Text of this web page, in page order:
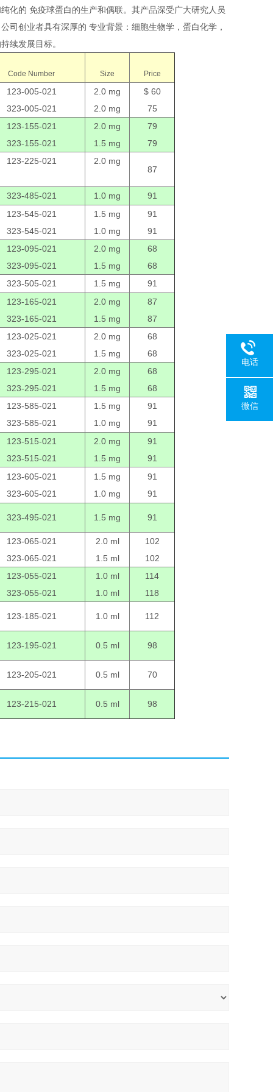
化的 免疫球蛋白的生产和偶联。其产品深受广大研究人员
司创业者具有深厚的 专业背景：细胞生物学，蛋白化学，
续发展目标。
Code Number Size Price
123-005-021
323-005-021
2.0 mg
2.0 mg
$ 60
75
123-155-021
323-155-021
2.0 mg
1.5 mg
79
79
123-225-021
2.0 mg
87
323-485-021 1.0 mg
91
123-545-021
323-545-021
1.5 mg
1.0 mg
91
91
123-095-021
323-095-021
2.0 mg
1.5 mg
68
68
323-505-021
1.5 mg
91
123-165-021
323-165-021
2.0 mg
1.5 mg
87
87
123-025-021
323-025-021
2.0 mg
1.5 mg
68
68
123-295-021
323-295-021
2.0 mg
1.5 mg
68
68
123-585-021
323-585-021
1.5 mg
1.0 mg
91
91
123-515-021
323-515-021
2.0 mg
1.5 mg
91
91
123-605-021
323-605-021
1.5 mg
1.0 mg
91
91
323-495-021 1.5 mg 91
123-065-021
323-065-021
2.0 ml
1.5 ml
102
102
123-055-021
323-055-021
1.0 ml
1.0 ml
114
118
123-185-021 1.0 ml 112
123-195-021 0.5 ml 98
123-205-021 0.5 ml 70
123-215-021 0.5 ml 98
电话
微信